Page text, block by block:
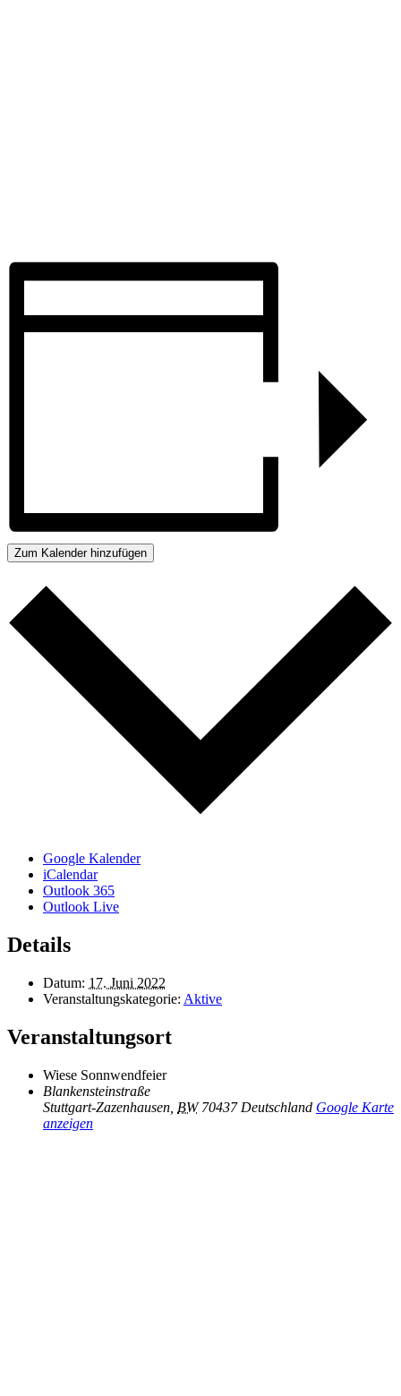
Zum Kalender hinzufügen
Google Kalender
iCalendar
Outlook 365
Outlook Live
Details
Datum: 17. Juni 2022
Veranstaltungskategorie: Aktive
Veranstaltungsort
Wiese Sonnwendfeier
Blankensteinstraße
Stuttgart-Zazenhausen BW 70437 Deutschland Google Karte
anzeigen